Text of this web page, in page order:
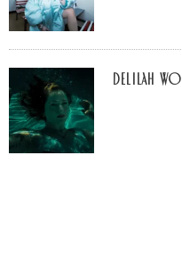
Delilah